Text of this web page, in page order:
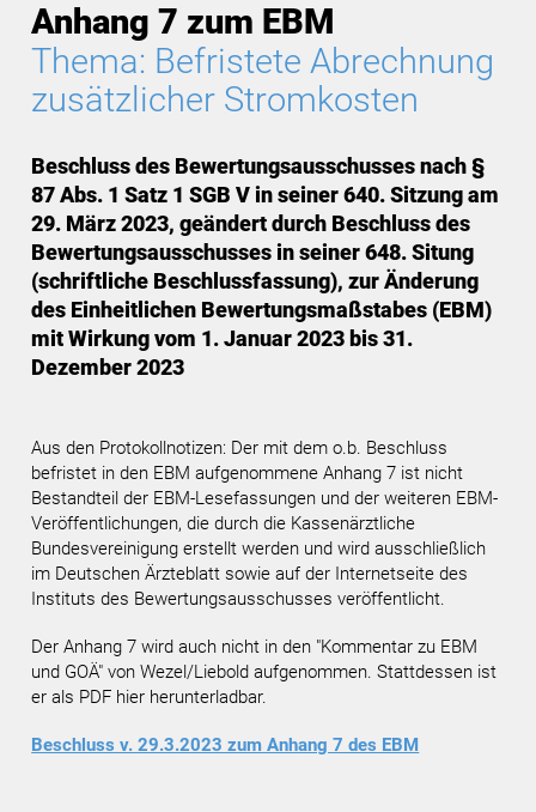
Anhang 7 zum EBM
Thema: Befristete Abrechnung
zusätzlicher Stromkosten
Beschluss des Bewertungsausschusses nach §
87 Abs. 1 Satz 1 SGB V in seiner 640. Sitzung am
29. März 2023, geändert durch Beschluss des
Bewertungsausschusses in seiner 648. Situng
(schriftliche Beschlussfassung), zur Änderung
des Einheitlichen Bewertungsmaßstabes (EBM)
mit Wirkung vom 1. Januar 2023 bis 31.
Dezember 2023
Aus den Protokollnotizen: Der mit dem o.b. Beschluss
befristet in den EBM aufgenommene Anhang 7 ist nicht
Bestandteil der EBM-Lesefassungen und der weiteren EBM-
Veröffentlichungen, die durch die Kassenärztliche
Bundesvereinigung erstellt werden und wird ausschließlich
im Deutschen Ärzteblatt sowie auf der Internetseite des
Instituts des Bewertungsausschusses veröffentlicht.
Der Anhang 7 wird auch nicht in den "Kommentar zu EBM
und GOÄ" von Wezel/Liebold aufgenommen. Stattdessen ist
er als PDF hier herunterladbar.
Beschluss v. 29.3.2023 zum Anhang 7 des EBM